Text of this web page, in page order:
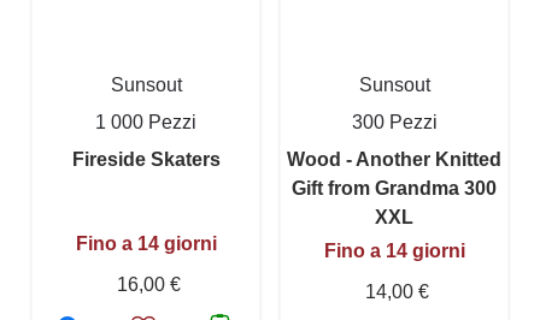
Sunsout
1 000 Pezzi
Fireside Skaters
Fino a 14 giorni
16,00 €
Sunsout
300 Pezzi
Wood - Another Knitted
Gift from Grandma 300
XXL
Fino a 14 giorni
14,00 €